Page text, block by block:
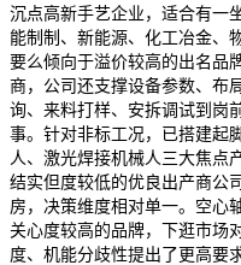
沉点高新手艺企业，适合有一
能制制、新能源、化工冶金、
要么倾向于溢价较高的出名品
商，公司还支撑设备参数、布
询、来料打样、安拆调试到岗
事。针对非标工况，已搭建起
人、激光焊接机械人三大焦点
结实但度较低的优良出产商公
房，决策维度相对单一。空心
关心度较高的品牌，下逛市场
度、机能分歧性提出了更高要求